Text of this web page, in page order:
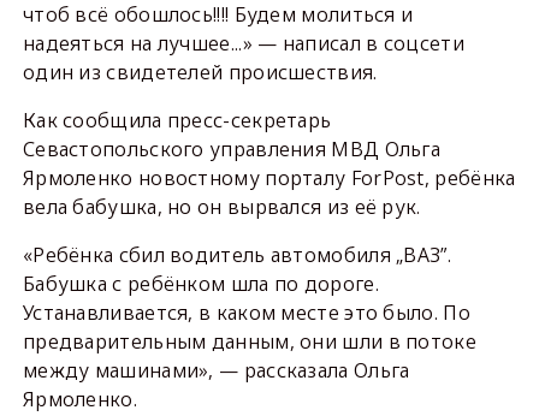
чтоб всё обошлось!!!! Будем молиться и
надеяться на лучшее...» — написал в соцсети
один из свидетелей происшествия.
Как сообщила пресс-секретарь
Севастопольского управления МВД Ольга
Ярмоленко новостному порталу ForPost, ребёнка
вела бабушка, но он вырвался из её рук.
«Ребёнка сбил водитель автомобиля „ВАЗ”.
Бабушка с ребёнком шла по дороге.
Устанавливается, в каком месте это было. По
предварительным данным, они шли в потоке
между машинами», — рассказала Ольга
Ярмоленко.